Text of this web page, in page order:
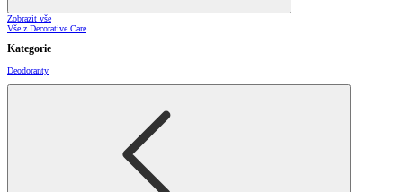
Zobrazit vše
Vše z Decorative Care
Kategorie
Deodoranty